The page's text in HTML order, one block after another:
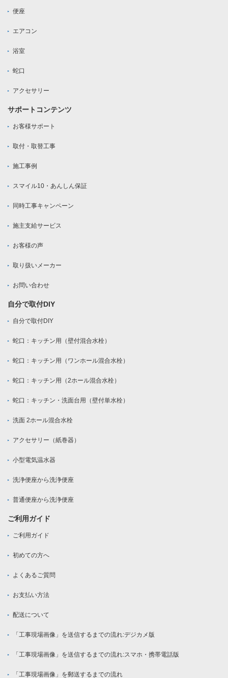
便座
エアコン
浴室
蛇口
アクセサリー
サポートコンテンツ
お客様サポート
取付・取替工事
施工事例
スマイル10・あんしん保証
同時工事キャンペーン
施主支給サービス
お客様の声
取り扱いメーカー
お問い合わせ
自分で取付DIY
自分で取付DIY
蛇口：キッチン用（壁付混合水栓）
蛇口：キッチン用（ワンホール混合水栓）
蛇口：キッチン用（2ホール混合水栓）
蛇口：キッチン・洗面台用（壁付単水栓）
洗面 2ホール混合水栓
アクセサリー（紙巻器）
小型電気温水器
洗浄便座から洗浄便座
普通便座から洗浄便座
ご利用ガイド
ご利用ガイド
初めての方へ
よくあるご質問
お支払い方法
配送について
「工事現場画像」を送信するまでの流れ:デジカメ版
「工事現場画像」を送信するまでの流れ:スマホ・携帯電話版
「工事現場画像」を郵送するまでの流れ